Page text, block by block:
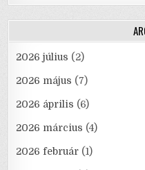
2026 július (2)
2026 május (7)
2026 április (6)
2026 március (4)
2026 február (1)